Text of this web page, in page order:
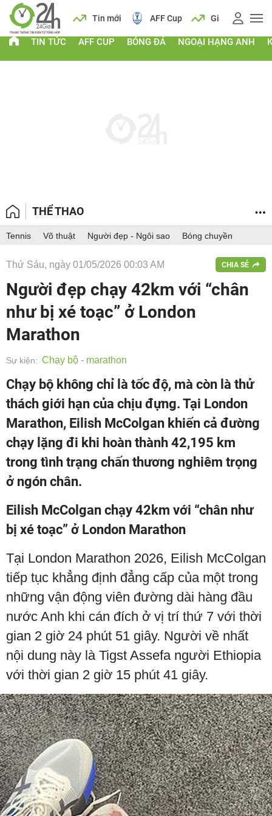
Lịch Tin mới AFF Cup Giá vàng
TIN TỨC AFF CUP BÓNG ĐÁ NGOẠI HẠNG ANH
THỂ THAO
Tennis Võ thuật Người đẹp - Ngôi sao Bóng chuyền
Thứ Sáu, ngày 01/05/2026 00:03 AM CHIA SẺ
Người đẹp chạy 42km với “chân
như bị xé toạc” ở London
Marathon
Sự kiện: Chạy bộ - marathon
Chạy bộ không chỉ là tốc độ, mà còn là thử
thách giới hạn của chịu đựng. Tại London
Marathon, Eilish McColgan khiến cả đường
chạy lặng đi khi hoàn thành 42,195 km
trong tình trạng chấn thương nghiêm trọng
ở ngón chân.
Eilish McColgan chạy 42km với “chân như
bị xé toạc” ở London Marathon
Tại London Marathon 2026, Eilish McColgan
tiếp tục khẳng định đẳng cấp của một trong
những vận động viên đường dài hàng đầu
nước Anh khi cán đích ở vị trí thứ 7 với thời
gian 2 giờ 24 phút 51 giây. Người về nhất
nội dung này là Tigst Assefa người Ethiopia
với thời gian 2 giờ 15 phút 41 giây.